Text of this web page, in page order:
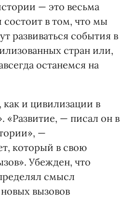
— это весьма
в том, что мы
развиваться события в
стран или,
останемся на
и цивилизации в
«Развитие, — писал он в
—
который в свою
Убежден, что
смысл
вызовов